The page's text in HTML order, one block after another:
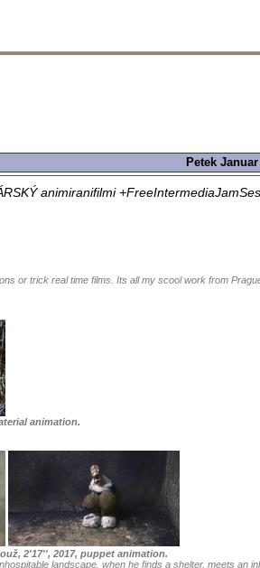
Petek
animiranifilmi
or trick real time films. Its all my scool work from
animation.
, 2'17'', 2017, puppet animation.
landscape. when he finds a shelter, meets an